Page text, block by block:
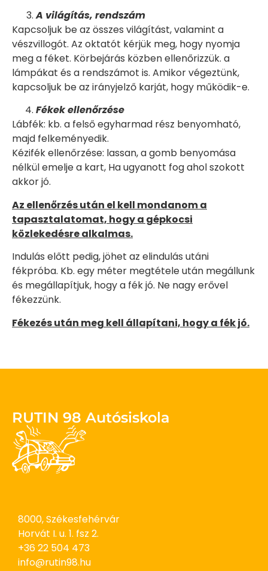
A világítás, rendszám
Kapcsoljuk be az összes világítást, valamint a
vészvillogót. Az oktatót kérjük meg, hogy nyomja
meg a féket. Körbejárás közben ellenőrizzük. a
lámpákat és a rendszámot is. Amikor végeztünk,
kapcsoljuk be az irányjelző karját, hogy működik-e.
Fékek ellenőrzése
Lábfék: kb. a felső egyharmad rész benyomható,
majd felkeményedik.
Kézifék ellenőrzése: lassan, a gomb benyomása
nélkül emelje a kart, Ha ugyanott fog ahol szokott
akkor jó.
Az ellenőrzés után el kell mondanom a
tapasztalatomat, hogy a gépkocsi
közlekedésre alkalmas.
Indulás előtt pedig, jöhet az elindulás utáni
fékpróba. Kb. egy méter megtétele után megállunk
és megállapítjuk, hogy a fék jó. Ne nagy erővel
fékezzünk.
Fékezés után meg kell állapítani, hogy a fék jó.
RUTIN 98 Autósiskola
8000, Székesfehérvár
Horvát I. u. 1. fsz 2.
+36 22 504 473
info@rutin98.hu